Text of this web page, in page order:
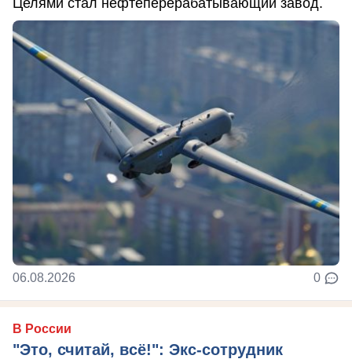
Целями стал нефтеперерабатывающий завод.
06.08.2026 0
В России
"Это, считай, всё!": Экс-сотрудник